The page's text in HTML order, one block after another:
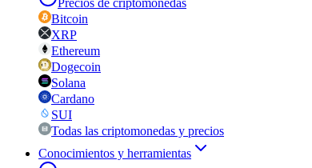
Precios de criptomonedas
Bitcoin
XRP
Ethereum
Dogecoin
Solana
Cardano
SUI
Todas las criptomonedas y precios
Conocimientos y herramientas